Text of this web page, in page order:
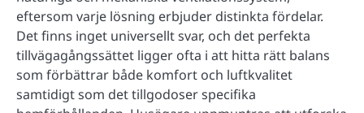
eftersom varje lösning erbjuder distinkta fördelar.
Det finns inget universellt svar, och det perfekta
tillvägagångssättet ligger ofta i att hitta rätt balans
som förbättrar både komfort och luftkvalitet
samtidigt som det tillgodoser specifika